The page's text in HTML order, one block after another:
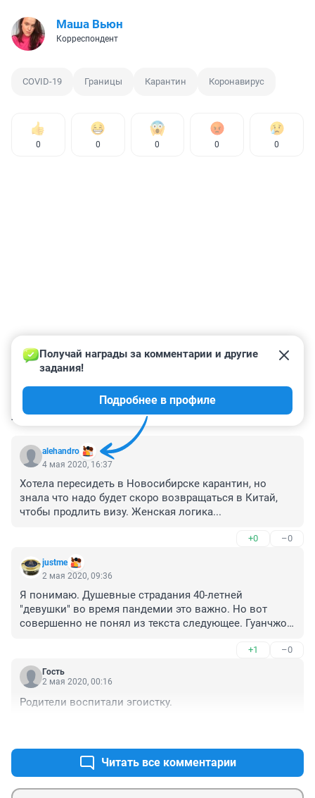
Маша Вьюн
Корреспондент
COVID-19 Границы Карантин Коронавирус
0 0 0 0 0
КОММЕНТАРИИ 53
alehandro
Получай награды за комментарии и другие
задания!
Подробнее в профиле
4 мая 2020, 16:37
Хотела пересидеть в Новосибирске карантин, но
знала что надо будет скоро возвращаться в Китай,
чтобы продлить визу. Женская логика...
+0 –0
justme
2 мая 2020, 09:36
Я понимаю. Душевные страдания 40-летней
"девушки" во время пандемии это важно. Но вот
совершенно не понял из текста следующее. Гуанчжоу
происходит за исключением ограничений для людей
с красным кодом здоровья? Не, не слышали?
+1 –0
Гость
2 мая 2020, 00:16
Родители воспитали эгоистку.
Читать все комментарии